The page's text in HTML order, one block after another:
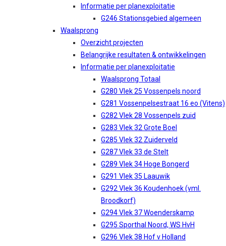
Informatie per planexploitatie
G246 Stationsgebied algemeen
Waalsprong
Overzicht projecten
Belangrijke resultaten & ontwikkelingen
Informatie per planexploitatie
Waalsprong Totaal
G280 Vlek 25 Vossenpels noord
G281 Vossenpelsestraat 16 eo (Vitens)
G282 Vlek 28 Vossenpels zuid
G283 Vlek 32 Grote Boel
G285 Vlek 32 Zuiderveld
G287 Vlek 33 de Stelt
G289 Vlek 34 Hoge Bongerd
G291 Vlek 35 Laauwik
G292 Vlek 36 Koudenhoek (vml.
Broodkorf)
G294 Vlek 37 Woenderskamp
G295 Sporthal Noord, WS HvH
G296 Vlek 38 Hof v Holland